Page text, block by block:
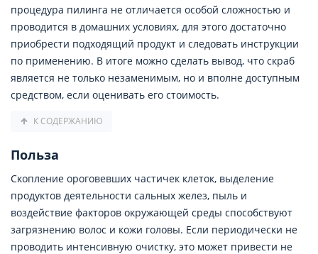
процедура пилинга не отличается особой сложностью и
проводится в домашних условиях, для этого достаточно
приобрести подходящий продукт и следовать инструкции
по применению. В итоге можно сделать вывод, что скраб
является не только незаменимым, но и вполне доступным
средством, если оценивать его стоимость.
К СОДЕРЖАНИЮ
Польза
Скопление ороговевших частичек клеток, выделение
продуктов деятельности сальных желез, пыль и
воздействие факторов окружающей среды способствуют
загрязнению волос и кожи головы. Если периодически не
проводить интенсивную очистку, это может привести не